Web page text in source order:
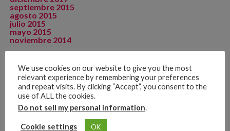
septiembre 2015
agosto 2015
julio 2015
mayo 2015
noviembre 2014
CATEGORÍAS
Artista de La Semana
CineManía
Dicomania TV
FitMania
We use cookies on our website to give you the most
relevant experience by remembering your preferences
and repeat visits. By clicking “Accept”, you consent to the
use of ALL the cookies.
Do not sell my personal information.
Cookie settings OK